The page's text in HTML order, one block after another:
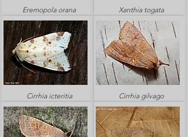
Eremopola orana
Cirrhia icteritia
Xanthia togata
Cirrhia gilvago